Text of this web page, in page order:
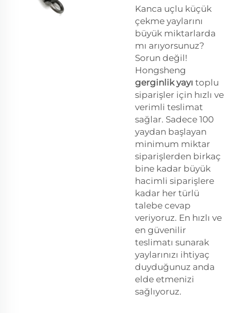
Kanca uçlu küçük
çekme yaylarını
büyük miktarlarda
mı arıyorsunuz?
Sorun değil!
Hongsheng
gerginlik yayı toplu
siparişler için hızlı ve
verimli teslimat
sağlar. Sadece 100
yaydan başlayan
minimum miktar
siparişlerden birkaç
bine kadar büyük
hacimli siparişlere
kadar her türlü
talebe cevap
veriyoruz. En hızlı ve
en güvenilir
teslimatı sunarak
yaylarınızı ihtiyaç
duyduğunuz anda
elde etmenizi
sağlıyoruz.